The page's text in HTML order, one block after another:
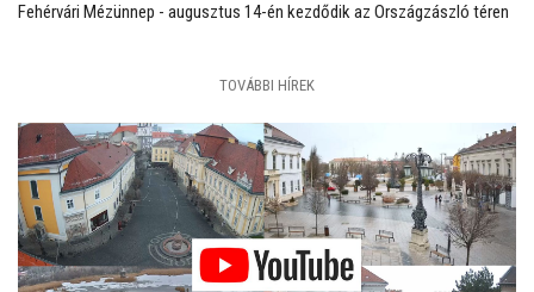
Fehérvári Mézünnep - augusztus 14-én kezdődik az Országzászló téren
TOVÁBBI HÍREK